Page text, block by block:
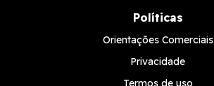
Políticas
Orientações Comerciais
Privacidade
Termos de uso